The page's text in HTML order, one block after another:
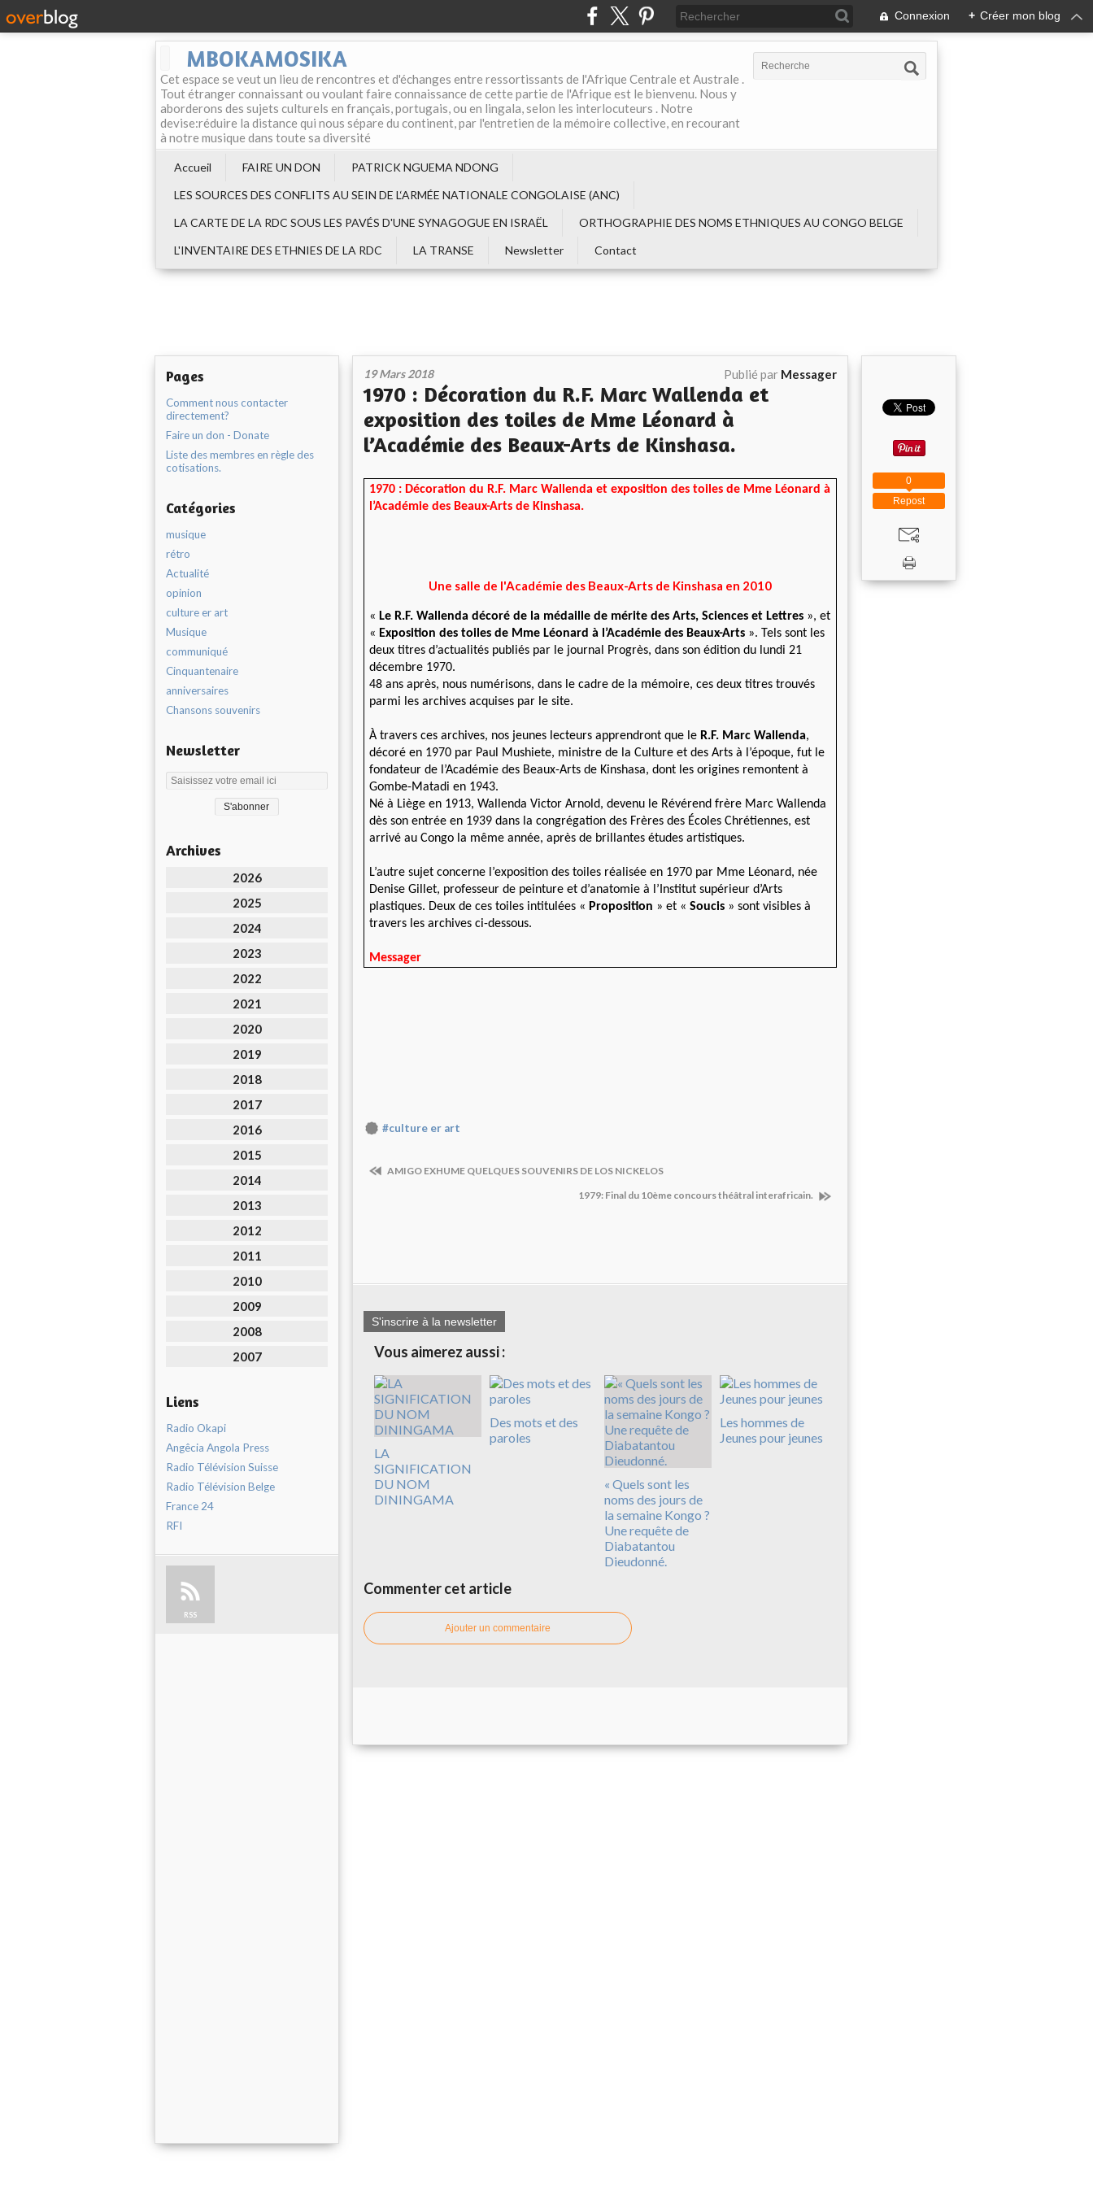
Connexion + Créer mon blog
MBOKAMOSIKA
Cet espace se veut un lieu de rencontres et d'échanges entre ressortissants de l'Afrique Centrale et Australe .
Tout étranger connaissant ou voulant faire connaissance de cette partie de l'Afrique est le bienvenu. Nous y
aborderons des sujets culturels en français, portugais, ou en lingala, selon les interlocuteurs . Notre
devise:réduire la distance qui nous sépare du continent, par l'entretien de la mémoire collective, en recourant
à notre musique dans toute sa diversité
Accueil FAIRE UN DON
PATRICK NGUEMA NDONG
LES SOURCES DES CONFLITS AU SEIN DE L‘ARMÉE NATIONALE CONGOLAISE (ANC)
LA CARTE DE LA RDC SOUS LES PAVÉS D'UNE SYNAGOGUE EN ISRAËL
ORTHOGRAPHIE DES NOMS ETHNIQUES AU CONGO BELGE
L'INVENTAIRE DES ETHNIES DE LA RDC
LA TRANSE Newsletter Contact
Pages
Comment nous contacter
directement?
Faire un don - Donate
Liste des membres en règle des
cotisations.
Catégories
musique
rétro
Actualité
opinion
culture er art
Musique
communiqué
Cinquantenaire
anniversaires
Chansons souvenirs
Newsletter
Archives
2026
2025
2024
2023
2022
2021
2020
2019
2018
2017
2016
2015
2014
2013
2012
2011
2010
2009
2008
2007
Liens
Radio Okapi
Angêcia Angola Press
Radio Télévision Suisse
Radio Télévision Belge
France 24
RFI
RSS
19 Mars 2018 Publié par Messager
1970 : Décoration du R.F. Marc Wallenda et
exposition des toiles de Mme Léonard à
l’Académie des Beaux-Arts de Kinshasa.
1970 : Décoration du R.F. Marc Wallenda et exposition des toiles de Mme Léonard à
l’Académie des Beaux-Arts de Kinshasa.
Une salle de l'Académie des Beaux-Arts de Kinshasa en 2010
« Le R.F. Wallenda décoré de la médaille de mérite des Arts, Sciences et Lettres», et
« Exposition des toiles de Mme Léonard à l’Académie des Beaux-Arts». Tels sont les
deux titres d’actualités publiés par le journal Progrès, dans son édition du lundi 21
décembre 1970.
48 ans après, nous numérisons, dans le cadre de la mémoire, ces deux titres trouvés
parmi les archives acquises par le site.
À travers ces archives, nos jeunes lecteurs apprendront que le R.F. Marc Wallenda,
décoré en 1970 par Paul Mushiete, ministre de la Culture et des Arts à l’époque, fut le
fondateur de l’Académie des Beaux-Arts de Kinshasa, dont les origines remontent à
Gombe-Matadi en 1943.
Né à Liège en 1913, Wallenda Victor Arnold, devenu le Révérend frère Marc Wallenda
dès son entrée en 1939 dans la congrégation des Frères des Écoles Chrétiennes, est
arrivé au Congo la même année, après de brillantes études artistiques.
L’autre sujet concerne l’exposition des toiles réalisée en 1970 par Mme Léonard, née
Denise Gillet, professeur de peinture et d’anatomie à l’Institut supérieur d’Arts
plastiques. Deux de ces toiles intitulées « Proposition » et « Soucis» sont visibles à
travers les archives ci-dessous.
Messager
#culture er art
AMIGO EXHUME QUELQUES SOUVENIRS DE LOS NICKELOS
1979: Final du 10ème concours théâtral interafricain.
S'inscrire à la newsletter
Vous aimerez aussi :
LA
SIGNIFICATION
DU NOM
DININGAMA
Des mots et des
paroles
« Quels sont les
noms des jours de
la semaine Kongo ?
Une requête de
Diabatantou
Dieudonné.
Les hommes de
Jeunes pour jeunes
Commenter cet article
Ajouter un commentaire
Repost
0